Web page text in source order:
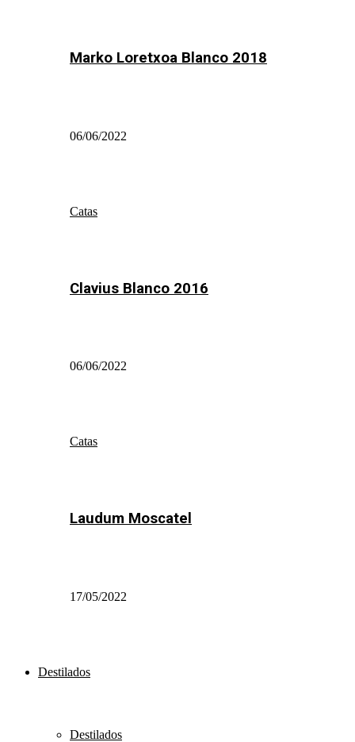
Marko Loretxoa Blanco 2018
06/06/2022
Catas
Clavius Blanco 2016
06/06/2022
Catas
Laudum Moscatel
17/05/2022
Destilados
Destilados